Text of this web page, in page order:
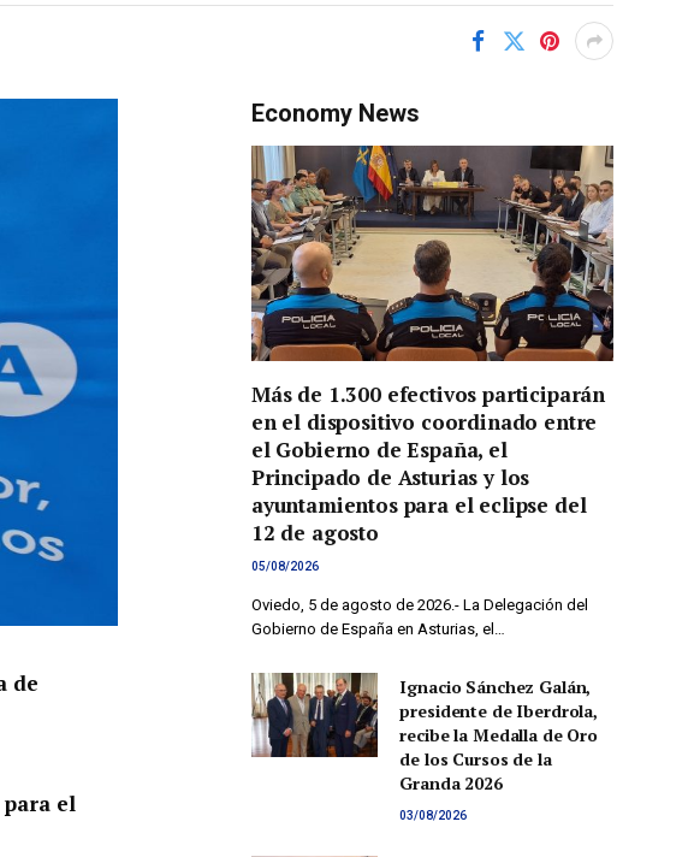
de
el
Economy News
Más de 1.300 efectivos participarán
en el dispositivo coordinado entre
el Gobierno de España, el
Principado de Asturias y los
ayuntamientos para el eclipse del
12 de agosto
05/08/2026
Oviedo, 5 de agosto de 2026.- La Delegación del
Gobierno de España en Asturias, el…
Ignacio Sánchez Galán,
presidente de Iberdrola,
recibe la Medalla de Oro
de los Cursos de la
Granda 2026
03/08/2026